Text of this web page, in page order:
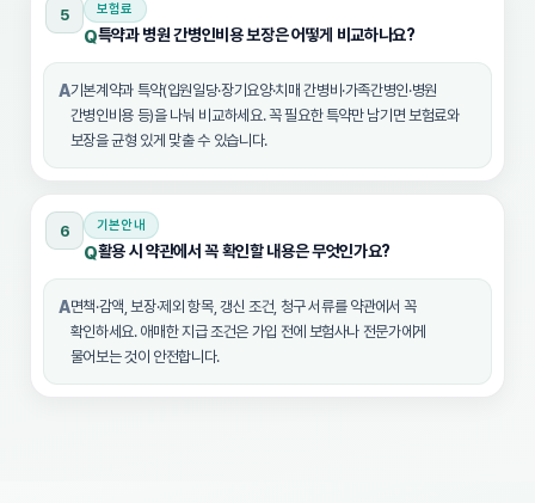
5 보험료
Q특약과 병원 간병인비용 보장은 어떻게 비교하나요?
A기본계약과 특약(입원일당·장기요양·치매 간병비·가족간병인·병원
간병인비용 등)을 나눠 비교하세요. 꼭 필요한 특약만 남기면 보험료와
보장을 균형 있게 맞출 수 있습니다.
6 기본안내
Q활용 시 약관에서 꼭 확인할 내용은 무엇인가요?
A면책·감액, 보장·제외 항목, 갱신 조건, 청구 서류를 약관에서 꼭
확인하세요. 애매한 지급 조건은 가입 전에 보험사나 전문가에게
물어보는 것이 안전합니다.